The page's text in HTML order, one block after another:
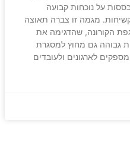
על נוכחות קבועה
מגמה זו צברה תאוצה
הקורונה, שהדגימה את
גבוהה גם מחוץ למסגרת
לארגונים ולעובדים